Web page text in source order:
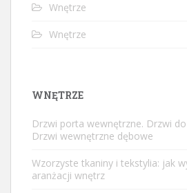
Wnętrze
Wnętrze
WNĘTRZE
Drzwi porta wewnętrzne. Drzwi
Drzwi wewnętrzne dębowe
Wzorzyste tkaniny i tekstylia: jak
aranżacji wnętrz